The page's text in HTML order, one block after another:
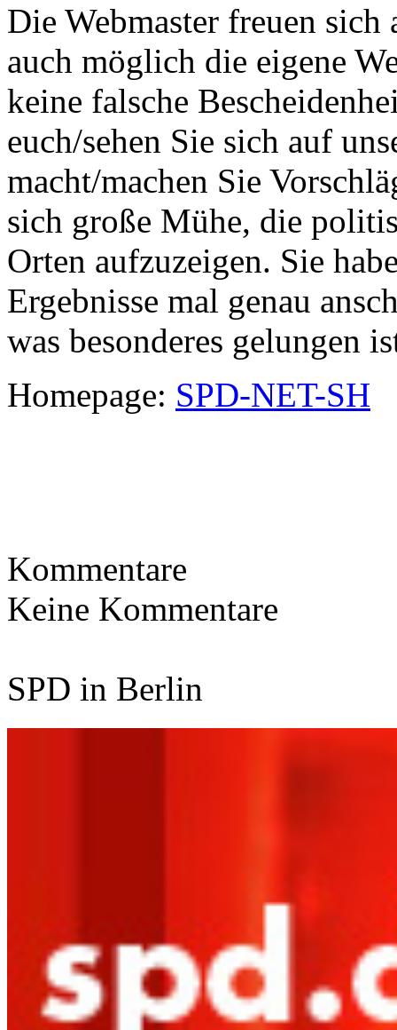
Die Webmaster freuen
auch möglich die eigene
keine falsche
euch/sehen Sie sich auf
macht/machen Sie
sich große Mühe, die
Orten aufzuzeigen. Sie
Ergebnisse mal genau
was besonderes gelungen
Homepage: SPD-NET-SH
Kommentare
Keine Kommentare
SPD in Berlin